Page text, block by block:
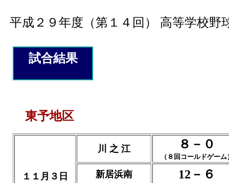
東予地区
１１月３日
川 之 江 ８－０
（８回コールドゲーム
新居浜南 12－６
平成２９年度（第１４回） 高等学校野
試合結果